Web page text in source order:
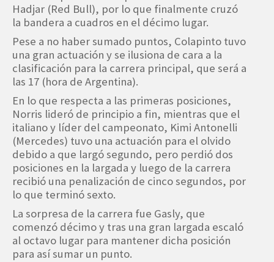
Hadjar (Red Bull), por lo que finalmente cruzó
la bandera a cuadros en el décimo lugar.
Pese a no haber sumado puntos, Colapinto tuvo
una gran actuación y se ilusiona de cara a la
clasificación para la carrera principal, que será a
las 17 (hora de Argentina).
En lo que respecta a las primeras posiciones,
Norris lideró de principio a fin, mientras que el
italiano y líder del campeonato, Kimi Antonelli
(Mercedes) tuvo una actuación para el olvido
debido a que largó segundo, pero perdió dos
posiciones en la largada y luego de la carrera
recibió una penalización de cinco segundos, por
lo que terminó sexto.
La sorpresa de la carrera fue Gasly, que
comenzó décimo y tras una gran largada escaló
al octavo lugar para mantener dicha posición
para así sumar un punto.